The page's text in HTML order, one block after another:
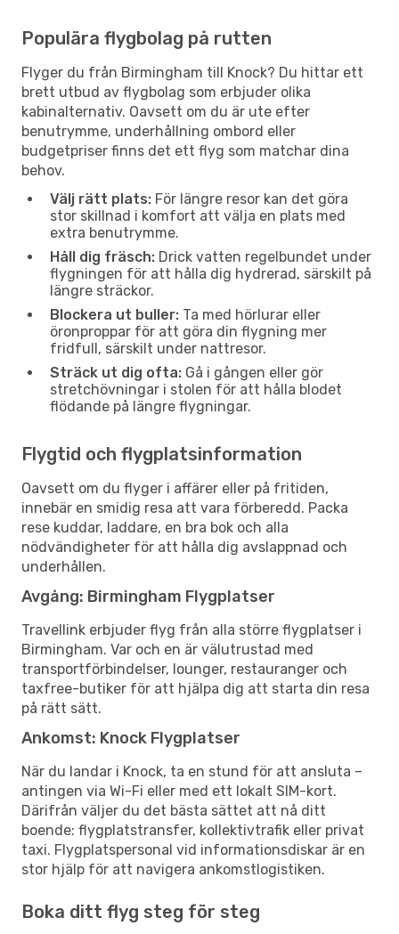
Populära flygbolag på rutten
Flyger du från Birmingham till Knock? Du hittar ett
brett utbud av flygbolag som erbjuder olika
kabinalternativ. Oavsett om du är ute efter
benutrymme, underhållning ombord eller
budgetpriser finns det ett flyg som matchar dina
behov.
Välj rätt plats: För längre resor kan det göra
stor skillnad i komfort att välja en plats med
extra benutrymme.
Håll dig fräsch: Drick vatten regelbundet under
flygningen för att hålla dig hydrerad, särskilt på
längre sträckor.
Blockera ut buller: Ta med hörlurar eller
öronproppar för att göra din flygning mer
fridfull, särskilt under nattresor.
Sträck ut dig ofta: Gå i gången eller gör
stretchövningar i stolen för att hålla blodet
flödande på längre flygningar.
Flygtid och flygplatsinformation
Oavsett om du flyger i affärer eller på fritiden,
innebär en smidig resa att vara förberedd. Packa
rese kuddar, laddare, en bra bok och alla
nödvändigheter för att hålla dig avslappnad och
underhållen.
Avgång: Birmingham Flygplatser
Travellink erbjuder flyg från alla större flygplatser i
Birmingham. Var och en är välutrustad med
transportförbindelser, lounger, restauranger och
taxfree-butiker för att hjälpa dig att starta din resa
på rätt sätt.
Ankomst: Knock Flygplatser
När du landar i Knock, ta en stund för att ansluta –
antingen via Wi-Fi eller med ett lokalt SIM-kort.
Därifrån väljer du det bästa sättet att nå ditt
boende: flygplatstransfer, kollektivtrafik eller privat
taxi. Flygplatspersonal vid informationsdiskar är en
stor hjälp för att navigera ankomstlogistiken.
Boka ditt flyg steg för steg